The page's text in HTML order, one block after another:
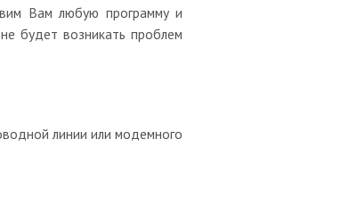
Вам любую программу и
будет возникать проблем
линии или модемного